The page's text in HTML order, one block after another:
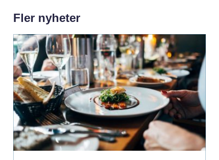
Fler nyheter